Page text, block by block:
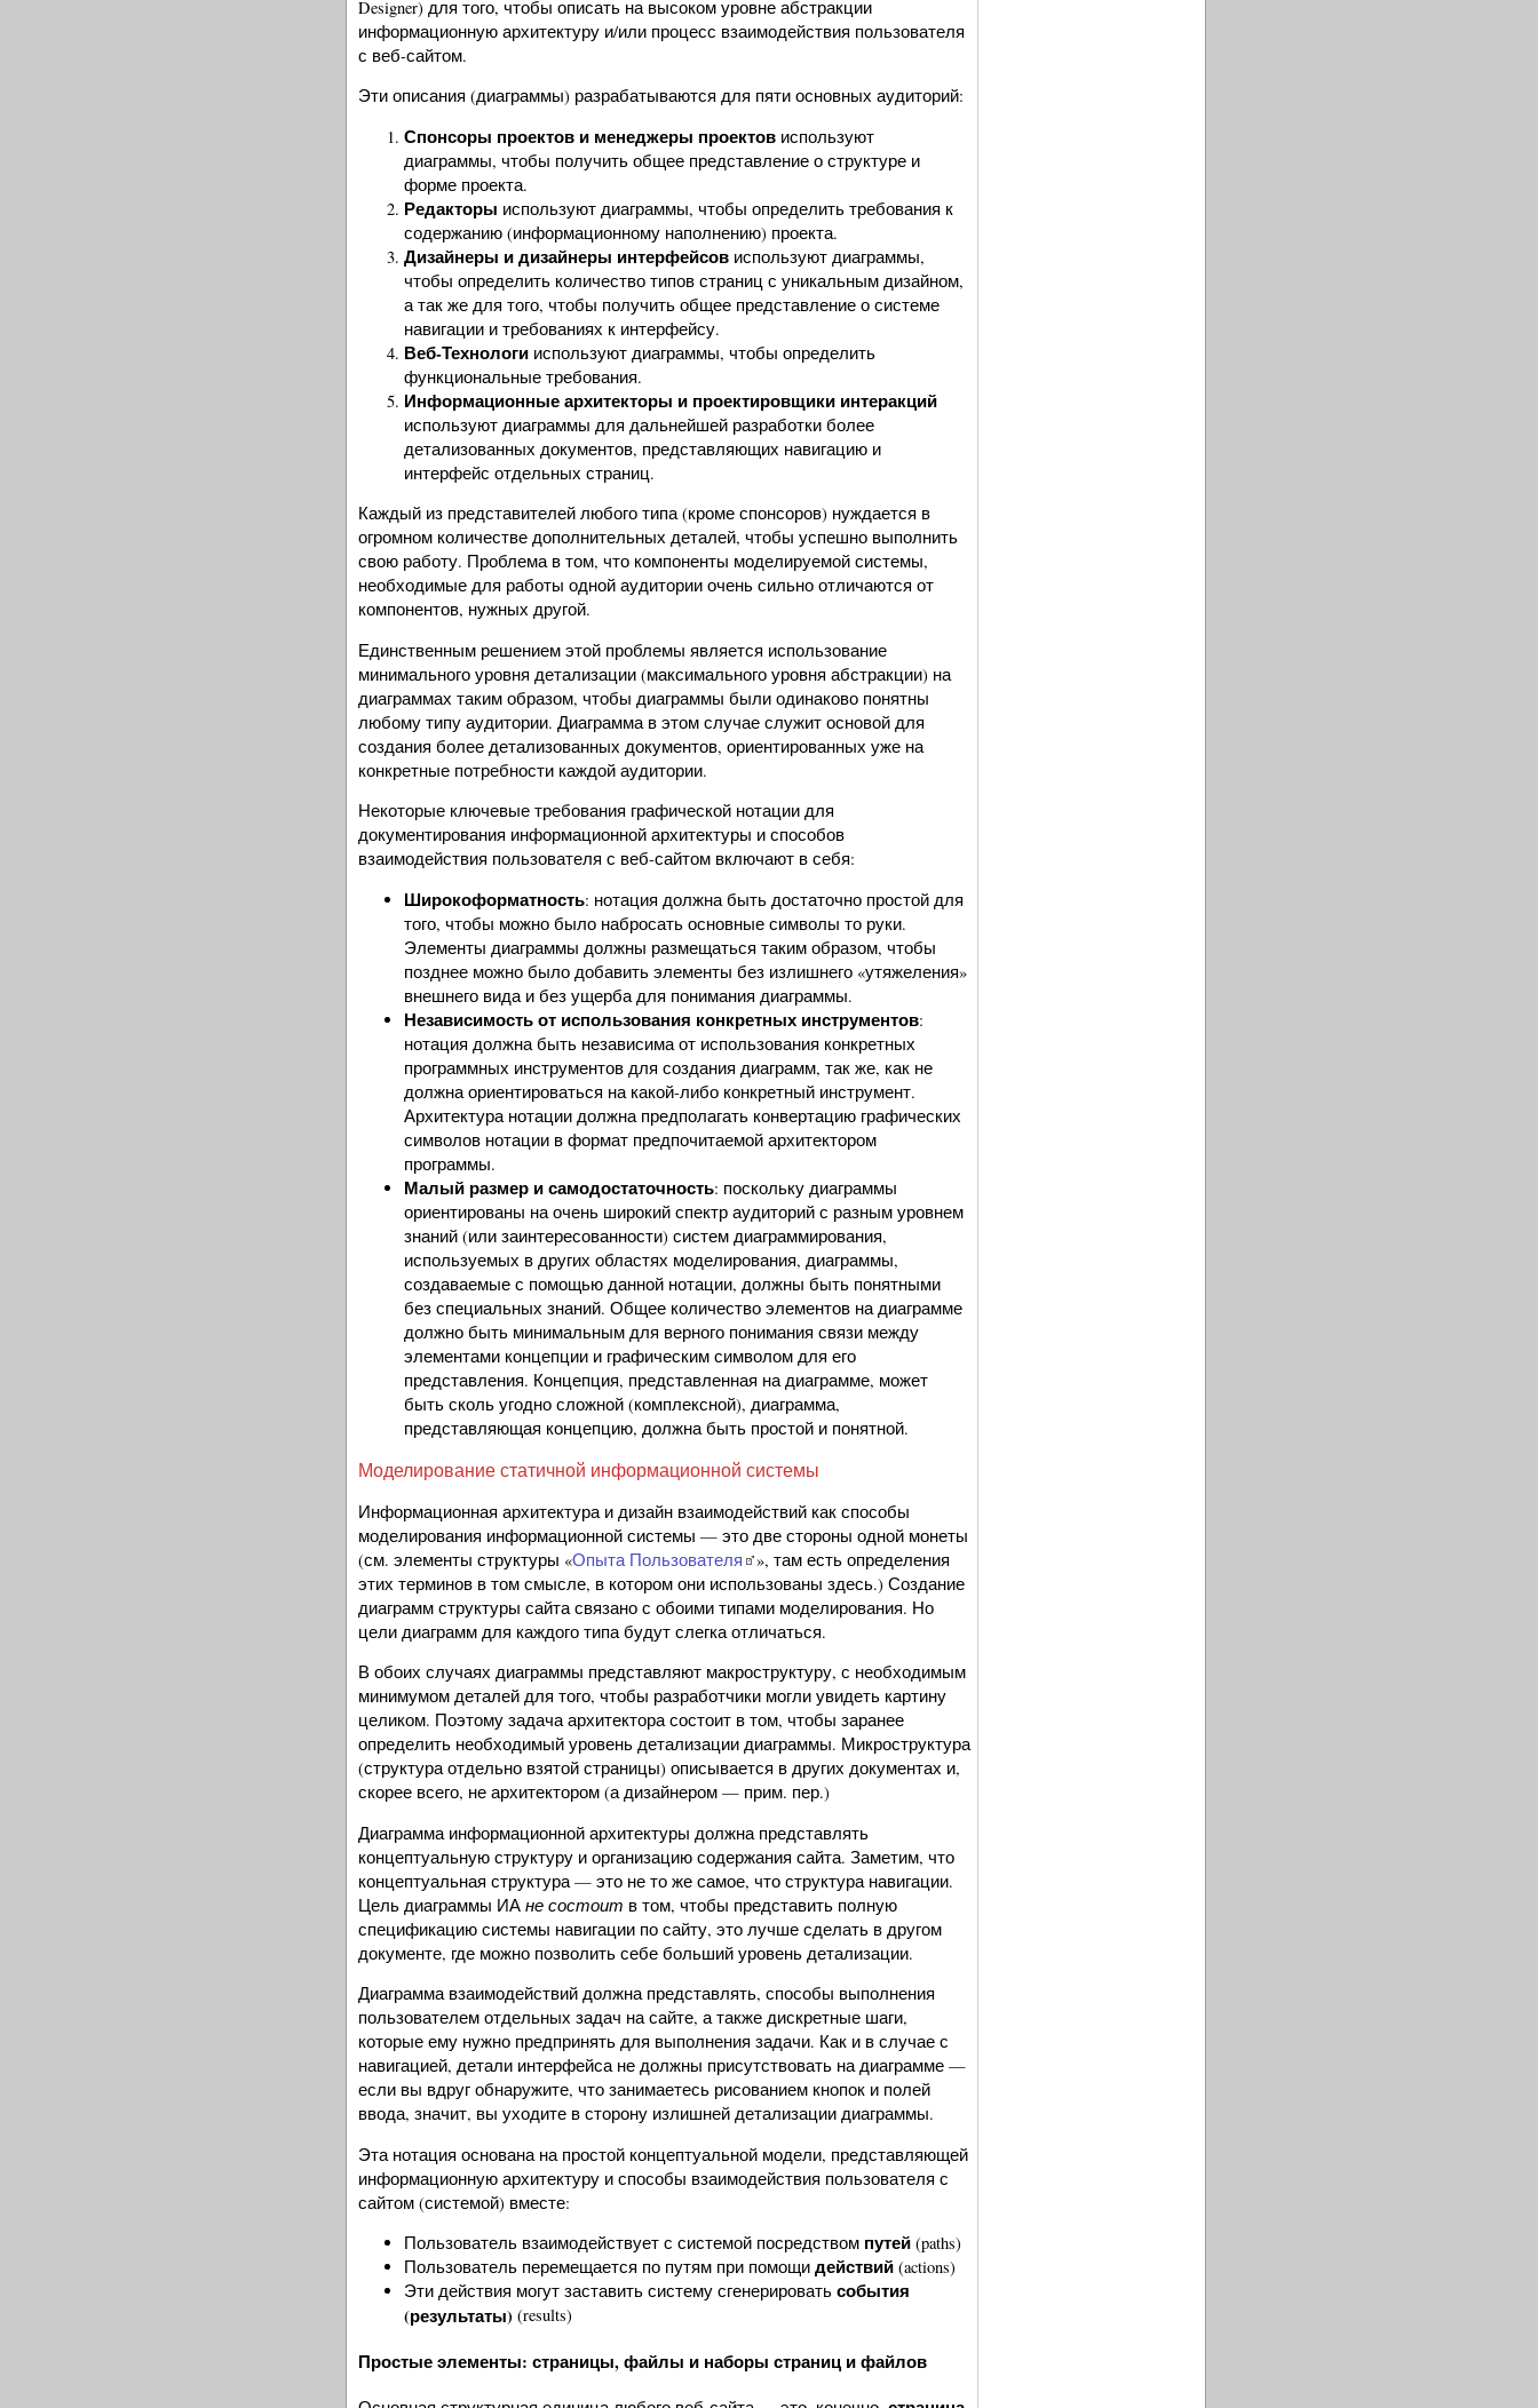
Designer) для того, чтобы описать на высоком уровне абстракции
информационную архитектуру и/или процесс взаимодействия пользователя
с веб-сайтом.
Эти описания (диаграммы) разрабатываются для пяти основных аудиторий:
Спонсоры проектов и менеджеры проектов используют
диаграммы, чтобы получить общее представление о структуре и
форме проекта.
Редакторы используют диаграммы, чтобы определить требования к
содержанию (информационному наполнению) проекта.
Дизайнеры и дизайнеры интерфейсов используют диаграммы,
чтобы определить количество типов страниц с уникальным дизайном,
а так же для того, чтобы получить общее представление о системе
навигации и требованиях к интерфейсу.
Веб-Технологи используют диаграммы, чтобы определить
функциональные требования.
Информационные архитекторы и проектировщики интеракций
используют диаграммы для дальнейшей разработки более
детализованных документов, представляющих навигацию и
интерфейс отдельных страниц.
Каждый из представителей любого типа (кроме спонсоров) нуждается в
огромном количестве дополнительных деталей, чтобы успешно выполнить
свою работу. Проблема в том, что компоненты моделируемой системы,
необходимые для работы одной аудитории очень сильно отличаются от
компонентов, нужных другой.
Единственным решением этой проблемы является использование
минимального уровня детализации (максимального уровня абстракции) на
диаграммах таким образом, чтобы диаграммы были одинаково понятны
любому типу аудитории. Диаграмма в этом случае служит основой для
создания более детализованных документов, ориентированных уже на
конкретные потребности каждой аудитории.
Некоторые ключевые требования графической нотации для
документирования информационной архитектуры и способов
взаимодействия пользователя с веб-сайтом включают в себя:
Широкоформатность: нотация должна быть достаточно простой для
того, чтобы можно было набросать основные символы то руки.
Элементы диаграммы должны размещаться таким образом, чтобы
позднее можно было добавить элементы без излишнего «утяжеления»
внешнего вида и без ущерба для понимания диаграммы.
Независимость от использования конкретных инструментов:
нотация должна быть независима от использования конкретных
программных инструментов для создания диаграмм, так же, как не
должна ориентироваться на какой-либо конкретный инструмент.
Архитектура нотации должна предполагать конвертацию графических
символов нотации в формат предпочитаемой архитектором
программы.
Малый размер и самодостаточность: поскольку диаграммы
ориентированы на очень широкий спектр аудиторий с разным уровнем
знаний (или заинтересованности) систем диаграммирования,
используемых в других областях моделирования, диаграммы,
создаваемые с помощью данной нотации, должны быть понятными
без специальных знаний. Общее количество элементов на диаграмме
должно быть минимальным для верного понимания связи между
элементами концепции и графическим символом для его
представления. Концепция, представленная на диаграмме, может
быть сколь угодно сложной (комплексной), диаграмма,
представляющая концепцию, должна быть простой и понятной.
Моделирование статичной информационной системы
Информационная архитектура и дизайн взаимодействий как способы
моделирования информационной системы — это две стороны одной монеты
(см. элементы структуры «Опыта Пользователя
», там есть определения
этих терминов в том смысле, в котором они использованы здесь.) Создание
диаграмм структуры сайта связано с обоими типами моделирования. Но
цели диаграмм для каждого типа будут слегка отличаться.
В обоих случаях диаграммы представляют макроструктуру, с необходимым
минимумом деталей для того, чтобы разработчики могли увидеть картину
целиком. Поэтому задача архитектора состоит в том, чтобы заранее
определить необходимый уровень детализации диаграммы. Микроструктура
(структура отдельно взятой страницы) описывается в других документах и,
скорее всего, не архитектором (а дизайнером — прим. пер.)
Диаграмма информационной архитектуры должна представлять
концептуальную структуру и организацию содержания сайта. Заметим, что
концептуальная структура — это не то же самое, что структура навигации.
Цель диаграммы ИА не состоит в том, чтобы представить полную
спецификацию системы навигации по сайту, это лучше сделать в другом
документе, где можно позволить себе больший уровень детализации.
Диаграмма взаимодействий должна представлять, способы выполнения
пользователем отдельных задач на сайте, а также дискретные шаги,
которые ему нужно предпринять для выполнения задачи. Как и в случае с
навигацией, детали интерфейса не должны присутствовать на диаграмме —
если вы вдруг обнаружите, что занимаетесь рисованием кнопок и полей
ввода, значит, вы уходите в сторону излишней детализации диаграммы.
Эта нотация основана на простой концептуальной модели, представляющей
информационную архитектуру и способы взаимодействия пользователя с
сайтом (системой) вместе:
Пользователь взаимодействует с системой посредством путей (paths)
Пользователь перемещается по путям при помощи действий (actions)
Эти действия могут заставить систему сгенерировать события
(результаты) (results)
Простые элементы: страницы, файлы и наборы страниц и файлов